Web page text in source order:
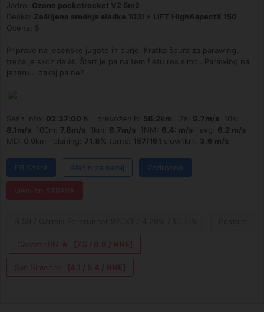
Jadro: Ozone pocketrocket V2 5m2
Deska: Zašiljena srednja sladka 103l + LIFT HighAspectX 150
Ocena: 5
Priprave na jesenske jugote in burje. Kratka špura za parawing,
treba je skoz delat. Štart je pa na tem fletu res simpl. Parawing na
jezeru... zakaj pa ne?
Sešn info: 02:37:00 h prevoženih: 58.2km 2s: 9.7m/s 10s:
8.1m/s 100m: 7.8m/s 1km: 6.7m/s 1NM: 6.4: m/s avg: 6.2 m/s
MD: 0.9km planing: 71.8% turns: 157/161 slow1km: 3.6 m/s
FB Share Aladin za nazaj Podrobno
view on STRAVA
CavazzoBN ★ [7.5 / 9.9 / NNE]
San Simeone [4.1 / 5.4 / NNE]